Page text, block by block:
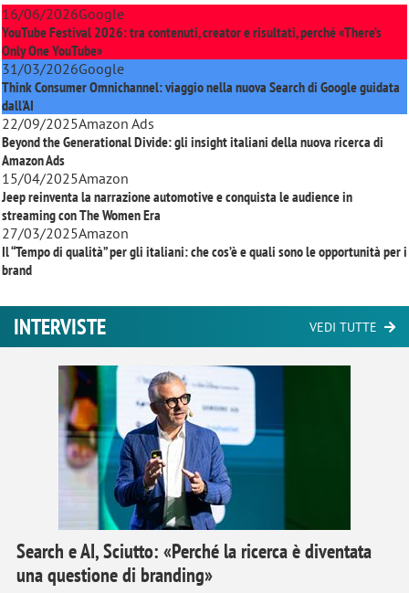
16/06/2026Google
YouTube Festival 2026: tra contenuti, creator e risultati, perché «There’s
Only One YouTube»
31/03/2026Google
Think Consumer Omnichannel: viaggio nella nuova Search di Google guidata
dall'AI
22/09/2025Amazon Ads
Beyond the Generational Divide: gli insight italiani della nuova ricerca di
Amazon Ads
15/04/2025Amazon
Jeep reinventa la narrazione automotive e conquista le audience in
streaming conThe Women Era
27/03/2025Amazon
Il “Tempo di qualità” per gli italiani: che cos’è e quali sono le opportunità per i
brand
INTERVISTE VEDI TUTTE
Search e AI, Sciutto: «Perché la ricerca è diventata
una questione di branding»